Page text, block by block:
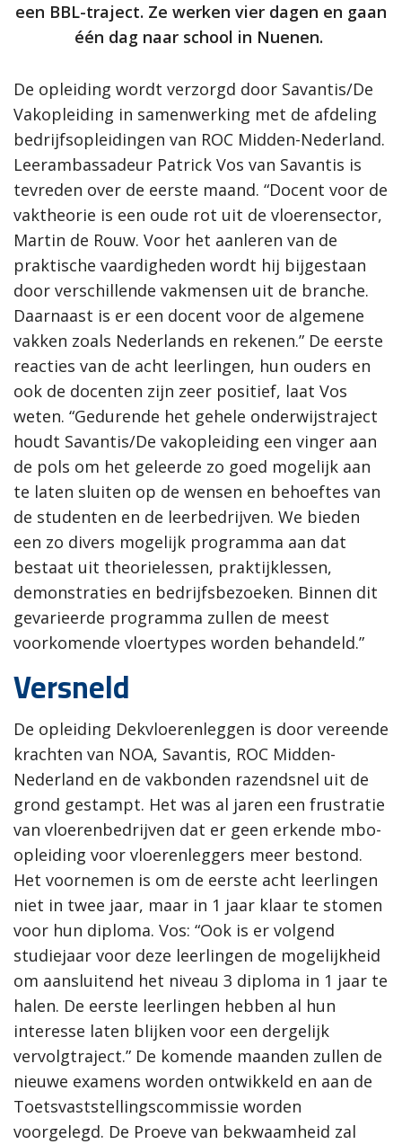
een BBL-traject. Ze werken vier dagen en gaan
één dag naar school in Nuenen.
De opleiding wordt verzorgd door Savantis/De
Vakopleiding in samenwerking met de afdeling
bedrijfsopleidingen van ROC Midden-Nederland.
Leerambassadeur Patrick Vos van Savantis is
tevreden over de eerste maand. “Docent voor de
vaktheorie is een oude rot uit de vloerensector,
Martin de Rouw. Voor het aanleren van de
praktische vaardigheden wordt hij bijgestaan
door verschillende vakmensen uit de branche.
Daarnaast is er een docent voor de algemene
vakken zoals Nederlands en rekenen.” De eerste
reacties van de acht leerlingen, hun ouders en
ook de docenten zijn zeer positief, laat Vos
weten. “Gedurende het gehele onderwijstraject
houdt Savantis/De vakopleiding een vinger aan
de pols om het geleerde zo goed mogelijk aan
te laten sluiten op de wensen en behoeftes van
de studenten en de leerbedrijven. We bieden
een zo divers mogelijk programma aan dat
bestaat uit theorielessen, praktijklessen,
demonstraties en bedrijfsbezoeken. Binnen dit
gevarieerde programma zullen de meest
voorkomende vloertypes worden behandeld.”
Versneld
De opleiding Dekvloerenleggen is door vereende
krachten van NOA, Savantis, ROC Midden-
Nederland en de vakbonden razendsnel uit de
grond gestampt. Het was al jaren een frustratie
van vloerenbedrijven dat er geen erkende mbo-
opleiding voor vloerenleggers meer bestond.
Het voornemen is om de eerste acht leerlingen
niet in twee jaar, maar in 1 jaar klaar te stomen
voor hun diploma. Vos: “Ook is er volgend
studiejaar voor deze leerlingen de mogelijkheid
om aansluitend het niveau 3 diploma in 1 jaar te
halen. De eerste leerlingen hebben al hun
interesse laten blijken voor een dergelijk
vervolgtraject.” De komende maanden zullen de
nieuwe examens worden ontwikkeld en aan de
Toetsvaststellingscommissie worden
voorgelegd. De Proeve van bekwaamheid zal